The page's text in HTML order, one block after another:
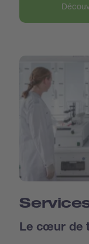
Le cœur de